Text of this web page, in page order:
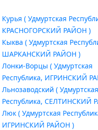
Курья ( Удмуртская
КРАСНОГОРСКИЙ РАЙОН )
Кыква ( Удмуртская
ШАРКАНСКИЙ РАЙОН )
Лонки-Ворцы ( Удмуртская
Республика, ИГРИНСКИЙ
Льнозаводский ( Удмуртская
Республика, СЕЛТИНСКИЙ
Люк ( Удмуртская
ИГРИНСКИЙ РАЙОН )